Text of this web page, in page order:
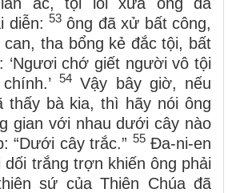
diễn: 53 ông đã xử bất công,
tha bổng kẻ đắc tội, bất
‘Ngươi chớ giết người vô tội
54 Vậy bây giờ, nếu
thấy bà kia, thì hãy nói ông
gian với nhau dưới cây nào
“Dưới cây trắc.” 55Đa-ni-en
dối trắng trợn khiến ông phải
sứ của Thiên Chúa đã